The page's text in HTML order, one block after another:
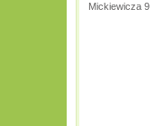
Mickiewicza 9